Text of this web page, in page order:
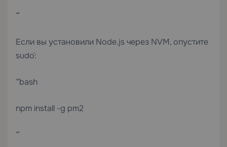
“`
Если вы установили Node.js через NVM, опустите
`sudo`:
“`bash
npm install -g pm2
“`